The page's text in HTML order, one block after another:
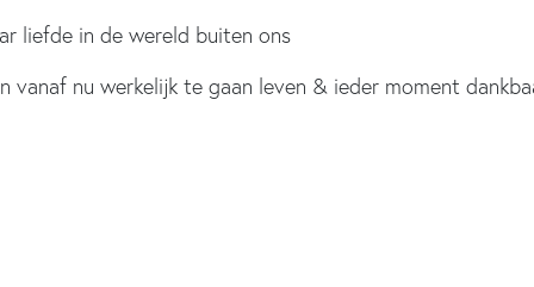
liefde in de wereld buiten ons
nu werkelijk te gaan leven & ieder moment